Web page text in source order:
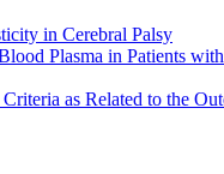
in Cerebral Palsy
Plasma in Patients
as Related to the